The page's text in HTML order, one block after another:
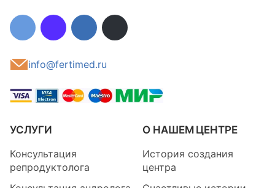
info@fertimed.ru
УСЛУГИ
Консультация
репродуктолога
О НАШЕМ ЦЕНТРЕ
История создания
центра